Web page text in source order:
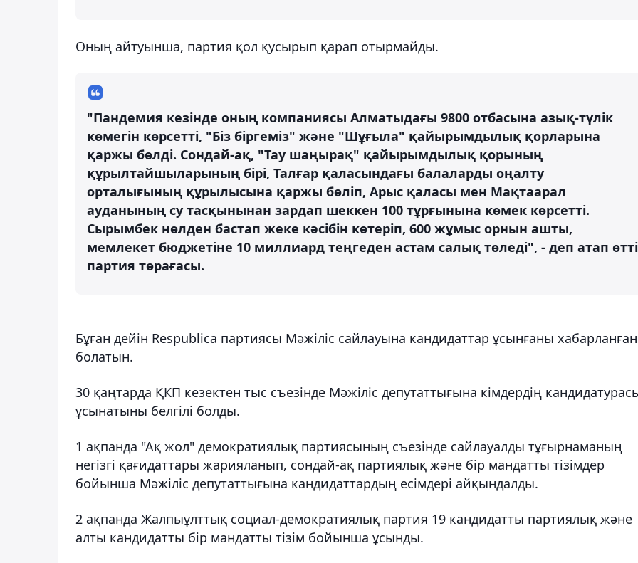
Оның айтуынша, партия қол қусырып қарап отырмайды.
"Пандемия кезінде оның компаниясы Алматыдағы 9800 отбасына азық-түлік
көмегін көрсетті, "Біз біргеміз" және "Шұғыла" қайырымдылық қорларына
қаржы бөлді. Сондай-ақ, "Тау шаңырақ" қайырымдылық қорының
құрылтайшыларының бірі, Талғар қаласындағы балаларды оңалту
орталығының құрылысына қаржы бөліп, Арыс қаласы мен Мақтаарал
ауданының су тасқынынан зардап шеккен 100 тұрғынына көмек көрсетті.
Сырымбек нөлден бастап жеке кәсібін көтеріп, 600 жұмыс орнын ашты,
мемлекет бюджетіне 10 миллиард теңгеден астам салық төледі", - деп атап өтті
партия төрағасы.
Бұған дейін Respublica партиясы Мәжіліс сайлауына кандидаттар ұсынғаны хабарланған
болатын.
30 қаңтарда ҚКП кезектен тыс съезінде Мәжіліс депутаттығына кімдердің
ұсынатыны белгілі болды.
1 ақпанда "Ақ жол" демократиялық партиясының съезінде сайлауалды тұғырнаманың
негізгі қағидаттары жарияланып, сондай-ақ партиялық және бір мандатты тізімдер
бойынша Мәжіліс депутаттығына кандидаттардың есімдері айқындалды.
2 ақпанда Жалпыұлттық социал-демократиялық партия 19 кандидатты партиялық және
алты кандидатты бір мандатты тізім бойынша ұсынды.